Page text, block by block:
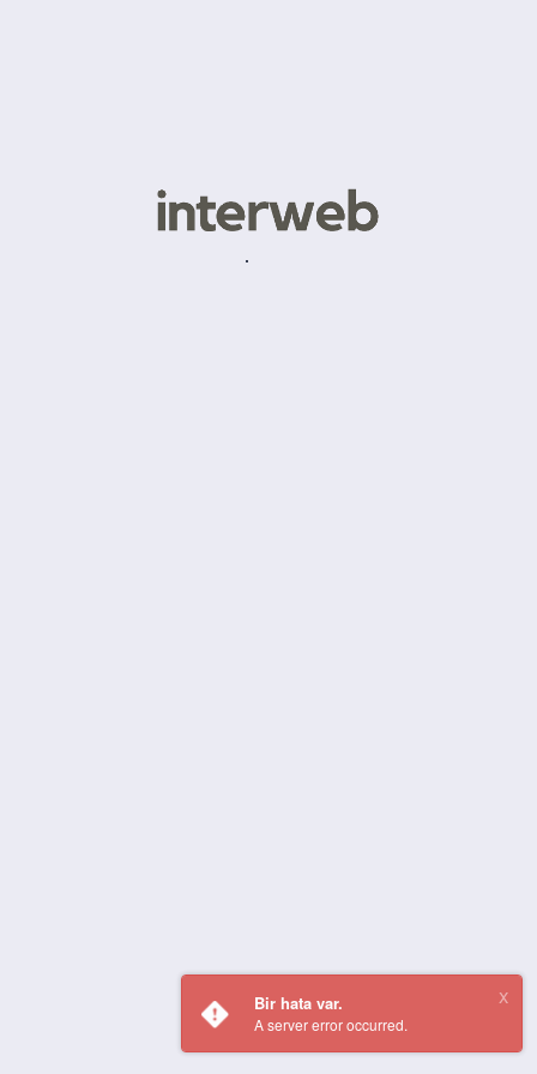
Bir hata var.
A server error occurred.